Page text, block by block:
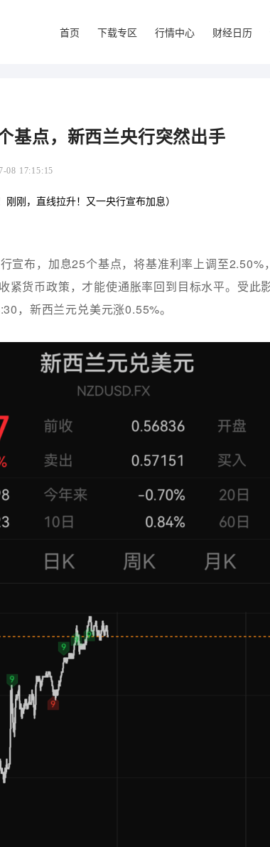
首页 下载专区 行情中心 财经日历
基点，新西兰央行突然出手
08 17:15:15
刚刚，直线拉升！又一央行宣布加息）
宣布，加息25个基点，将基准利率上调至2.50%
紧货币政策，才能使通胀率回到目标水平。受此
，新西兰元兑美元涨0.55%。